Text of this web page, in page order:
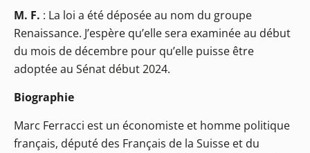
M. F. : La loi a été déposée au nom du groupe
Renaissance. J’espère qu’elle sera examinée au début
du mois de décembre pour qu’elle puisse être
adoptée au Sénat début 2024.
Biographie
Marc Ferracci est un économiste et homme politique
français, député des Français de la Suisse et du